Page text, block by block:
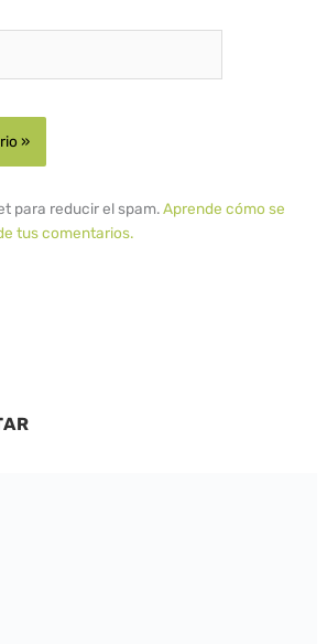
para reducir el spam.Aprende cómo se
tus comentarios.